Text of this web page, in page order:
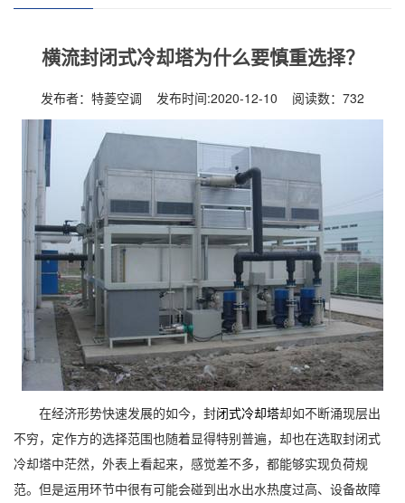
横流封闭式冷却塔为什么要慎重选择？
发布者：特菱空调 发布时间:2020-12-10 阅读数： 732
在经济形势快速发展的如今，封闭式冷却塔却如不断涌现层出
不穷，定作方的选择范围也随着显得特别普遍，却也在选取封闭式
冷却塔中茫然，外表上看起来，感觉差不多，都能够实现负荷规
范。但是运用环节中很有可能会碰到出水出水热度过高、设备故障